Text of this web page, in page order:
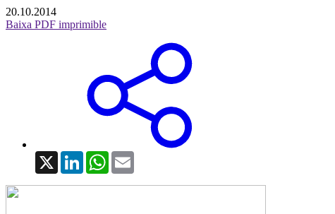
20.10.2014
Baixa PDF imprimible
X LinkedInWhatsApp